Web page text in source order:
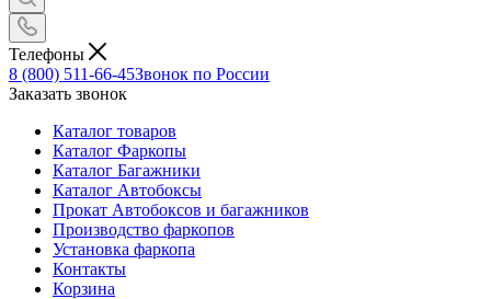
Телефоны
8 (800) 511-66-45Звонок по России
Заказать звонок
Каталог товаров
Каталог Фаркопы
Каталог Багажники
Каталог Автобоксы
Прокат Автобоксов и багажников
Производство фаркопов
Установка фаркопа
Контакты
Корзина